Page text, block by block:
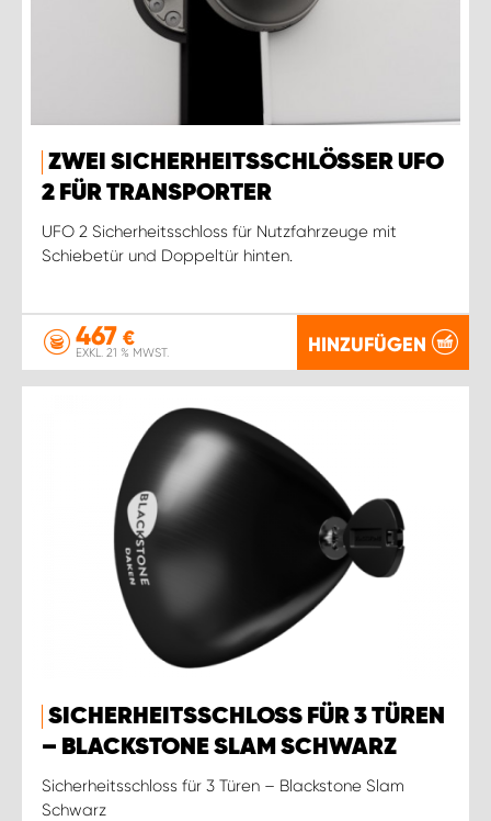
ZWEI SICHERHEITSSCHLÖSSER UFO
2 FÜR TRANSPORTER
UFO 2 Sicherheitsschloss für Nutzfahrzeuge mit
Schiebetür und Doppeltür hinten.
467 €
EXKL. 21 % MWST. HINZUFÜGEN
SICHERHEITSSCHLOSS FÜR 3 TÜREN
– BLACKSTONE SLAM SCHWARZ
Sicherheitsschloss für 3 Türen – Blackstone Slam
Schwarz